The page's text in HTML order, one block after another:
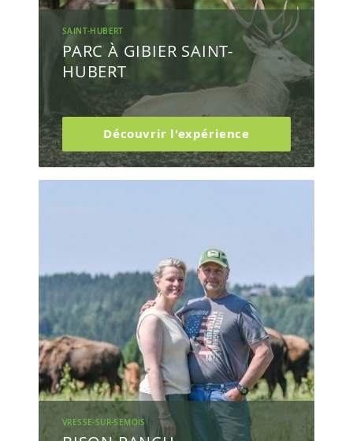
SAINT-HUBERT
PARC À GIBIER SAINT-
HUBERT
Découvrir l'expérience
VRESSE-SUR-SEMOIS